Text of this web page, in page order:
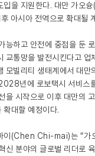
입을 지원한다. 대만 가오
아시아 전역으로 확대될
능하고 안전에 중점을 둔
교통망을 발전시킨다고 업
모빌리티 생태계에서 대만
년에 로보택시 서비스
을 시작으로 이후 대만의
확대할 예정이다.
이(Chen Chi-mai)는 “가
신 분야의 글로벌 리더로